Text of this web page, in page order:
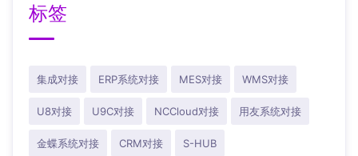
标签
集成对接 ERP系统对接 MES对接 WMS对接
U8对接 U9C对接 NCCloud对接 用友系统对接
金蝶系统对接 CRM对接 S-HUB